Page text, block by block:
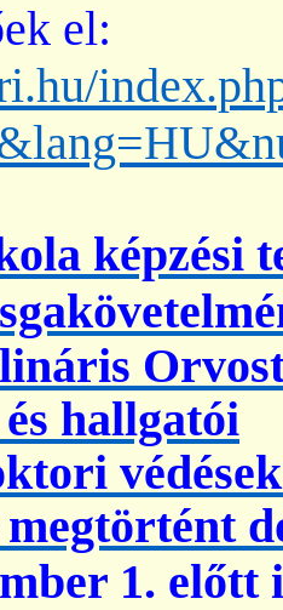
el:
képzési
hallgatói
megtörtént
1.